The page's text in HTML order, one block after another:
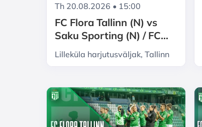
Th 20.08.2026 • 15:00
FC Flora Tallinn (N) vs
Saku Sporting (N) / FC
Flora Tallinn naiskonna
kodumängud
Lilleküla harjutusväljak, Tallinn